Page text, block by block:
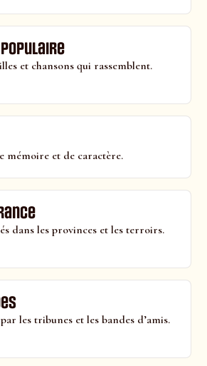
populaire
et chansons qui rassemblent.
mémoire et de caractère.
dans les provinces et les terroirs.
les tribunes et les bandes d’amis.